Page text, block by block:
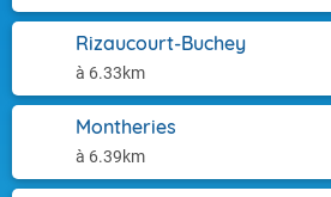
Rizaucourt-Buchey
à 6.33km
Montheries
à 6.39km